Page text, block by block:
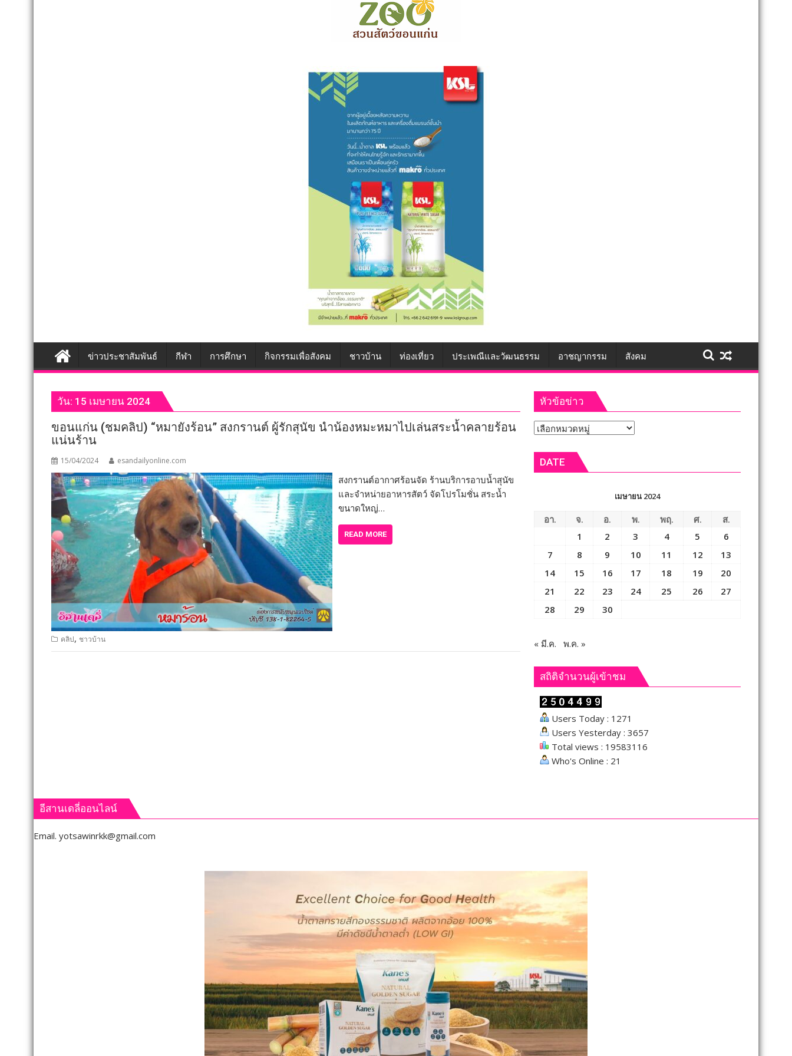
ข่าวประชาสัมพันธ์ กีฬา การศึกษา กิจกรรมเพื่อสังคม ชาวบ้าน ท่องเที่ยว ประเพณีและวัฒนธรรม อาชญากรรม สังคม
วัน: 15 เมษายน 2024
ขอนแก่น (ชมคลิป) “หมายังร้อน” สงกรานต์ ผู้รักสุนัข นำน้องหมะหมาไปเล่นสระน้ำคลายร้อน
แน่นร้าน
15/04/2024 esandailyonline.com
สงกรานต์อากาศร้อนจัด ร้านบริการอาบน้ำสุนัข
และจำหน่ายอาหารสัตว์ จัดโปรโมชั่น สระน้ำ
ขนาดใหญ่…
READ MORE
คลิป, ชาวบ้าน
หัวข้อข่าว
หัวข้อ
DATE
เมษายน 2024
อา. จ. อ. พ. พฤ. ศ.
ส.
1
2 3 4 5
6
7
8 9 10 11 12
13
14
15 16 17 18 19
20
21
22 23 24 25 26
27
28
29 30
« มี.ค. พ.ค. »
สถิติจำนวนผู้เข้าชม
Users Today : 1271
Users Yesterday : 3657
Total views : 19583116
Who's Online : 21
อีสานเดลี่ออนไลน์
Email. yotsawinrkk@gmail.com